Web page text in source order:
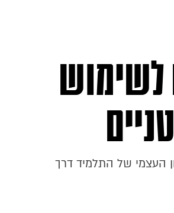
לשימוש
העצמי של התלמיד דרך